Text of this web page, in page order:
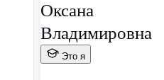
Оксана
Владимировна
Это я